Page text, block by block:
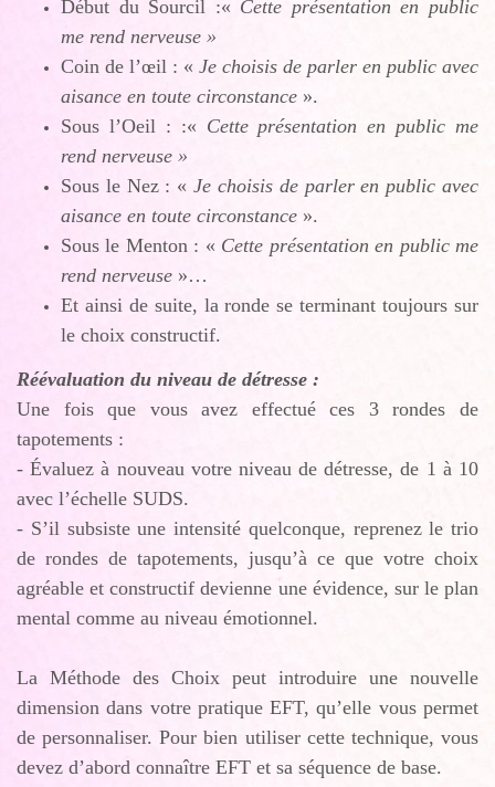
Début du Sourcil :« Cette présentation en public
me rend nerveuse »
Coin de l’œil : « Je choisis de parler en public avec
aisance en toute circonstance ».
Sous l’Oeil : :« Cette présentation en public me
rend nerveuse »
Sous le Nez : «Je choisis de parler en public avec
aisance en toute circonstance ».
Sous le Menton : « Cette présentation en public me
rend nerveuse »…
Et ainsi de suite, la ronde se terminant toujours sur
le choix constructif.
Réévaluation du niveau de détresse :
Une fois que vous avez effectué ces 3 rondes de
tapotements :
- Évaluez à nouveau votre niveau de détresse, de 1 à 10
avec l’échelle SUDS.
- S’il subsiste une intensité quelconque, reprenez le trio
de rondes de tapotements, jusqu’à ce que votre choix
agréable et constructif devienne une évidence, sur le plan
mental comme au niveau émotionnel.
La Méthode des Choix peut introduire une nouvelle
dimension dans votre pratique EFT, qu’elle vous permet
de personnaliser. Pour bien utiliser cette technique, vous
devez d’abord connaître EFT et sa séquence de base.